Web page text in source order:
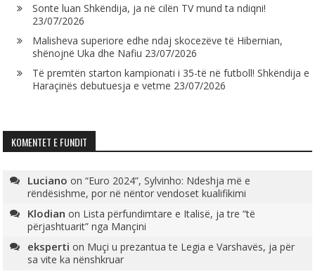
Sonte luan Shkëndija, ja në cilën TV mund ta ndiqni!
23/07/2026
Malisheva superiore edhe ndaj skocezëve të Hibernian,
shënojnë Uka dhe Nafiu 23/07/2026
Të premtën starton kampionati i 35-të në futboll! Shkëndija e
Haraçinës debutuesja e vetme 23/07/2026
KOMENTET E FUNDIT
Luciano on“Euro 2024”, Sylvinho: Ndeshja më e
rëndësishme, por në nëntor vendoset kualifikimi
Klodian on Lista përfundimtare e Italisë, ja tre “të
përjashtuarit” nga Mançini
eksperti on Muçi u prezantua te Legia e Varshavës, ja për
sa vite ka nënshkruar